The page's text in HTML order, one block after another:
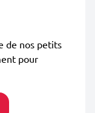
de nos petits
pour